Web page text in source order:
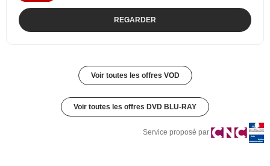
REGARDER
Voir toutes les offres VOD
Voir toutes les offres DVD BLU-RAY
Service proposé par